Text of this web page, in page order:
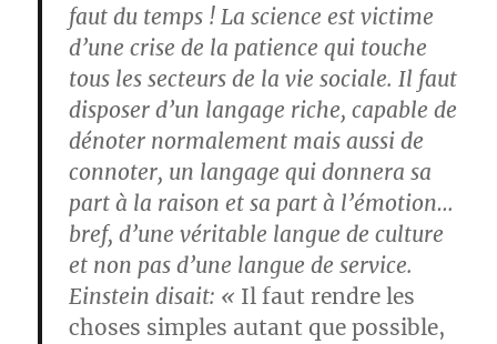
faut du temps ! La science est victime
d’une crise de la patience qui touche
tous les secteurs de la vie sociale. Il faut
disposer d’un langage riche, capable de
dénoter normalement mais aussi de
connoter, un langage qui donnera sa
part à la raison et sa part à l’émotion…
bref, d’une véritable langue de culture
et non pas d’une langue de service.
Einstein disait: « Il faut rendre les
choses simples autant que possible,